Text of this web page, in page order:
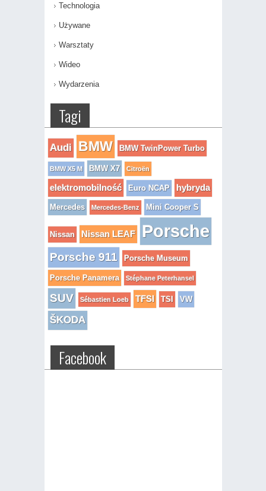
Technologia
Używane
Warsztaty
Wideo
Wydarzenia
Tagi
Audi BMW BMW TwinPower Turbo
BMW X5 M BMW X7 Citroën
elektromobilność Euro NCAP hybryda
Mercedes Mercedes-Benz Mini Cooper S
Nissan Nissan LEAF Porsche
Porsche 911 Porsche Museum
Porsche Panamera Stéphane Peterhansel
SUV Sébastien Loeb TFSI TSI VW
ŠKODA
Facebook